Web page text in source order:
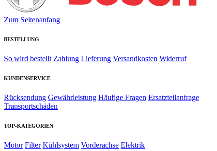
Zum Seitenanfang
BESTELLUNG
So wird bestellt Zahlung Lieferung Versandkosten Widerruf
KUNDENSERVICE
Rücksendung Gewährleistung Häufige Fragen Ersatzteilanfrage
Transportschäden
TOP-KATEGORIEN
Motor Filter Kühlsystem Vorderachse Elektrik